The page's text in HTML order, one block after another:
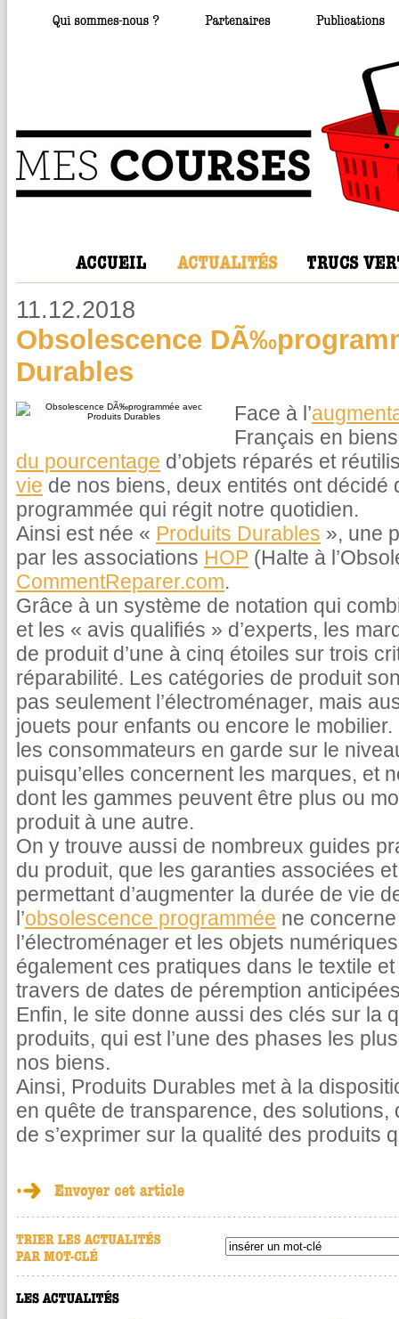
11.12.2018
Obsolescence
Durables
Face à l’
Français en
du pourcentage d’objets réparés et
vie de nos biens, deux entités ont décidé
programmée qui régit notre quotidien.
Ainsi est née « Produits Durables », une
par les associations HOP (Halte à
CommentReparer.com.
Grâce à un système de notation qui
et les « avis qualifiés » d’experts, les
de produit d’une à cinq étoiles sur trois
réparabilité. Les catégories de produit
pas seulement l’électroménager, mais
jouets pour enfants ou encore le
les consommateurs en garde sur le
puisqu’elles concernent les marques, et
dont les gammes peuvent être plus ou
produit à une autre.
On y trouve aussi de nombreux guides
du produit, que les garanties associées
permettant d’augmenter la durée de vie
l’obsolescence programmée ne
l’électroménager et les objets
également ces pratiques dans le textile
travers de dates de péremption
Enfin, le site donne aussi des clés sur la
produits, qui est l’une des phases les
nos biens.
Ainsi, Produits Durables met à la
en quête de transparence, des
de s’exprimer sur la qualité des produits